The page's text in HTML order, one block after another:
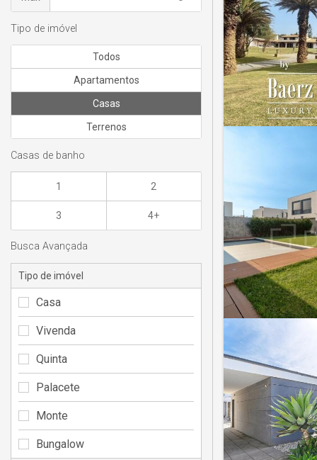
Tipo de imóvel
Todos
Apartamentos
Casas
Terrenos
Casas de banho
1 2
3 4+
Busca Avançada
Tipo de imóvel
Casa
Vivenda
Quinta
Palacete
Monte
Bungalow